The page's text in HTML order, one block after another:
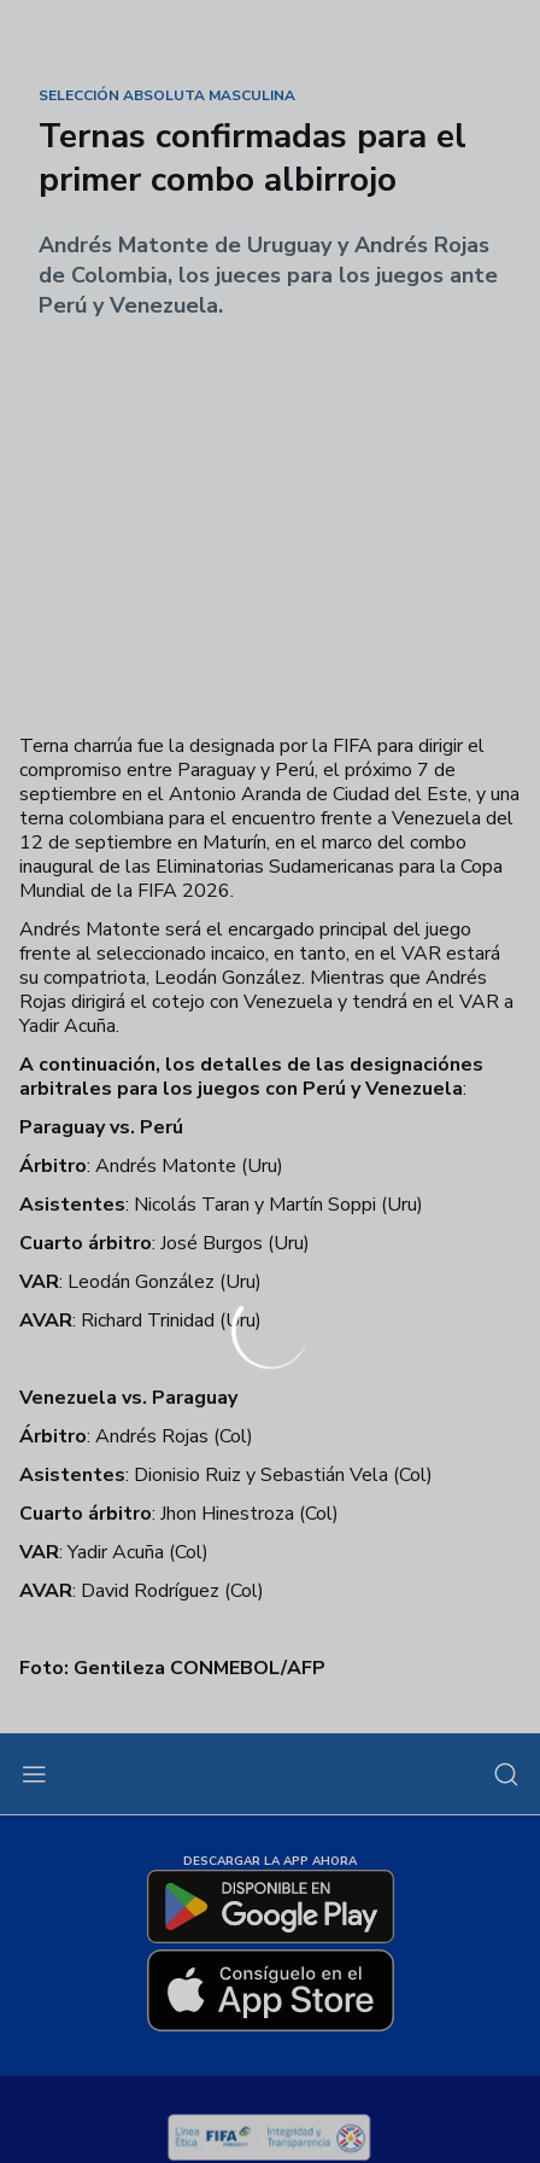
SELECCIÓN ABSOLUTA MASCULINA
Ternas confirmadas para el
primer combo albirrojo
Andrés Matonte de Uruguay y Andrés Rojas
de Colombia, los jueces para los juegos ante
Perú y Venezuela.
Terna charrúa fue la designada por la FIFA para dirigir el
compromiso entre Paraguay y Perú, el próximo 7 de
septiembre en el Antonio Aranda de Ciudad del Este, y una
terna colombiana para el encuentro frente a Venezuela del
12 de septiembre en Maturín, en el marco del combo
inaugural de las Eliminatorias Sudamericanas para la Copa
Mundial de la FIFA 2026.
Andrés Matonte será el encargado principal del juego
frente al seleccionado incaico, en tanto, en el VAR estará
su compatriota, Leodán González. Mientras que Andrés
Rojas dirigirá el cotejo con Venezuela y tendrá en el VAR a
Yadir Acuña.
A continuación, los detalles de las designaciónes
arbitrales para los juegos con Perú y Venezuela:
Paraguay vs. Perú
Árbitro: Andrés Matonte (Uru)
Asistentes: Nicolás Taran y Martín Soppi (Uru)
Cuarto árbitro: José Burgos (Uru)
VAR: Leodán González (Uru)
AVAR: Richard Trinidad (Uru)
Venezuela vs. Paraguay
Árbitro: Andrés Rojas (Col)
Asistentes: Dionisio Ruiz y Sebastián Vela (Col)
Cuarto árbitro: Jhon Hinestroza (Col)
VAR: Yadir Acuña (Col)
AVAR: David Rodríguez (Col)
Foto: Gentileza CONMEBOL/AFP
DESCARGAR LA APP AHORA